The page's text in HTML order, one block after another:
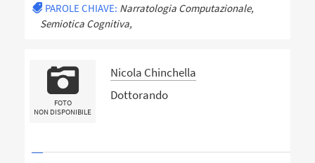
PAROLE CHIAVE: Narratologia Computazionale,
Semiotica Cognitiva,
FOTO
NON DISPONIBILE
Nicola Chinchella
Dottorando